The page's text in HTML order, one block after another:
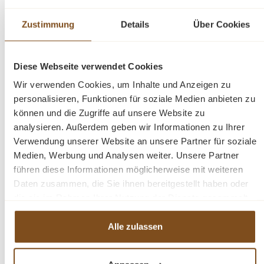
Zustimmung Details Über Cookies
Diese Webseite verwendet Cookies
Wir verwenden Cookies, um Inhalte und Anzeigen zu
personalisieren, Funktionen für soziale Medien anbieten zu
können und die Zugriffe auf unsere Website zu
analysieren. Außerdem geben wir Informationen zu Ihrer
Verwendung unserer Website an unsere Partner für soziale
Medien, Werbung und Analysen weiter. Unsere Partner
führen diese Informationen möglicherweise mit weiteren
Daten zusammen, die Sie ihnen bereitgestellt haben oder
haben.
Alle zulassen
Losari-Kollektion!
Abmessung: ca. (H/B/T) 37 x 180 x 50
fertig montiert
stabile Regalböden
Landhaus-Stil
Massivholz
Teakholz
Losari
TV-Schrank